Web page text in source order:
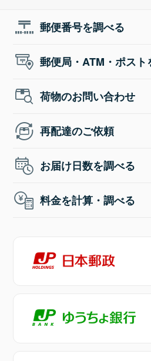
郵便番号を調べる
郵便局・ATM・ポスト
荷物のお問い合わせ
再配達のご依頼
お届け日数を調べる
料金を計算・調べる